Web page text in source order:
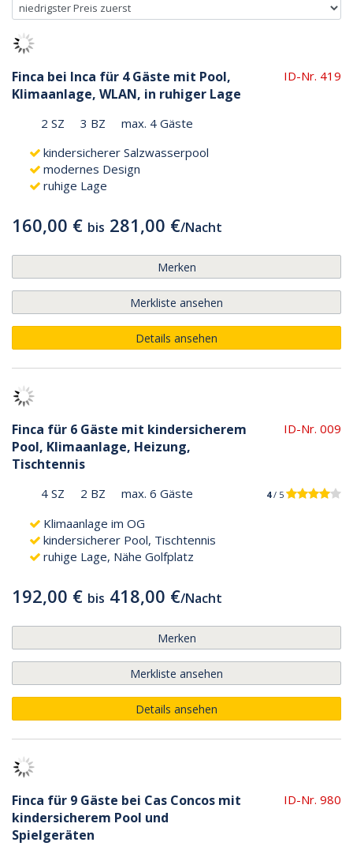
Finca bei Inca für 4 Gäste mit Pool,
Klimaanlage, WLAN, in ruhiger Lage
ID-Nr. 419
2 SZ 3 BZ
max. 4 Gäste
kindersicherer Salzwasserpool
modernes Design
ruhige Lage
160,00 € bis 281,00 €/Nacht
Merken
Merkliste ansehen
Details ansehen
Finca für 6 Gäste mit kindersicherem
Pool, Klimaanlage, Heizung,
Tischtennis
ID-Nr. 009
4 SZ 2 BZ max. 6 Gäste 4/ 5
Klimaanlage im OG
kindersicherer Pool, Tischtennis
ruhige Lage, Nähe Golfplatz
192,00 € bis 418,00 €/Nacht
Merken
Merkliste ansehen
Details ansehen
Finca für 9 Gäste bei Cas Concos mit
kindersicherem Pool und
Spielgeräten
ID-Nr. 980